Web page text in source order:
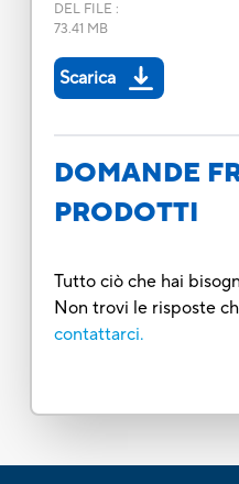
DEL FILE :
73.41 MB
Scarica
DOMANDE
PRODOTTI
Tutto ciò che hai
Non trovi le risposte
contattarci.